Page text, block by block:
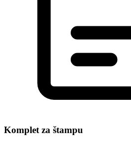
Komplet za štampu